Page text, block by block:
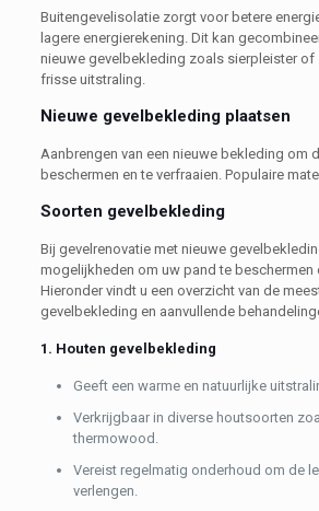
Buitengevelisolatie zorgt voor betere
lagere energierekening. Dit kan
nieuwe gevelbekleding zoals sierpleister of
frisse uitstraling.
Nieuwe gevelbekleding plaatsen
Aanbrengen van een nieuwe bekleding om
beschermen en te verfraaien. Populaire
Soorten gevelbekleding
Bij gevelrenovatie met nieuwe
mogelijkheden om uw pand te beschermen
Hieronder vindt u een overzicht van de
gevelbekleding en aanvullende
1. Houten gevelbekleding
Geeft een warme en natuurlijke
Verkrijgbaar in diverse houtsoorten
thermowood.
Vereist regelmatig onderhoud om de
verlengen.